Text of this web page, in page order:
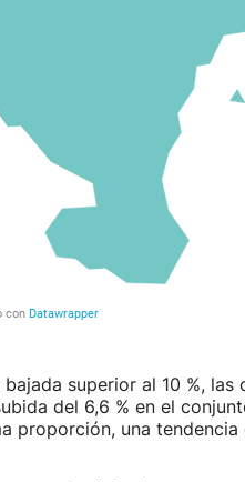
superior al 10 %, las
del 6,6 % en el
proporción, una tendencia